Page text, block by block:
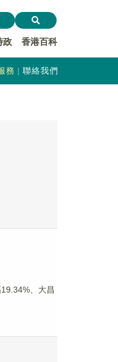
政 香港百科
務 聯絡我們
、大昌